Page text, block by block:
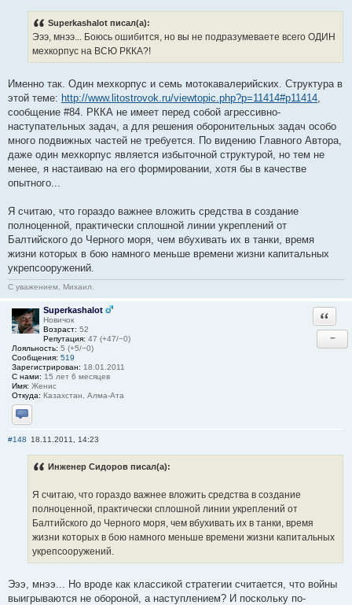
Superkashalot писал(а):
Эээ, мнээ... Боюсь ошибится, но вы не подразумеваете всего ОДИН
мехкорпус на ВСЮ РККА?!
Именно так. Один мехкорпус и семь мотокавалерийских. Структура в
этой теме: http://www.litostrovok.ru/viewtopic.php?p=11414#p11414
сообщение #84. РККА не имеет перед собой агрессивно-
наступательных задач, а для решения оборонительных задач особо
много подвижных частей не требуется. По видению Главного Автора,
даже один мехкорпус является избыточной структурой, но тем не
менее, я настаиваю на его формировании, хотя бы в качестве
опытного...
Я считаю, что гораздо важнее вложить средства в создание
полноценной, практически сплошной линии укреплений от
Балтийского до Черного моря, чем вбухивать их в танки, время
жизни которых в бою намного меньше времени жизни капитальных
укрепсооружений.
С уважением, Михаил.
Superkashalot
Новичок
Возраст: 52
Репутация: 47 (+47/−0)
Лояльность: 5 (+5/−0)
Сообщения: 519
Зарегистрирован: 18.01.2011
С нами: 15 лет 6 месяцев
Имя: Женис
Откуда: Казахстан, Алма-Ата
Отправить личное сообщение
−
#148 18.11.2011, 14:23
Инженер Сидоров писал(а):
Я считаю, что гораздо важнее вложить средства в создание
полноценной, практически сплошной линии укреплений от
Балтийского до Черного моря, чем вбухивать их в танки, время
жизни которых в бою намного меньше времени жизни капитальных
укрепсооружений.
Эээ, мнээ... Но вроде как классикой стратегии считается, что войны
выигрываются не обороной, а наступлением? И поскольку по-